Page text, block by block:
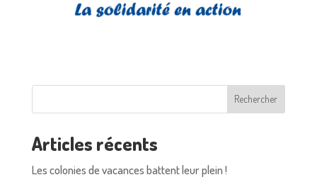
Rechercher
Articles récents
Les colonies de vacances battent leur plein !